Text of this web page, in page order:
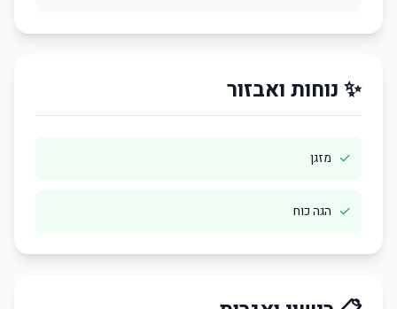
✨ נוחות ואבזור
✓ מזגן
✓ הגה כוח